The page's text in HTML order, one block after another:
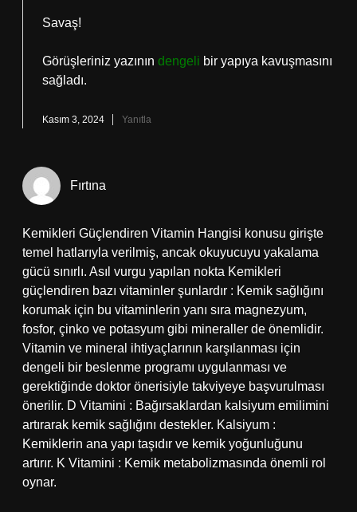
Savaş!
Görüşleriniz yazının dengeli bir yapıya kavuşmasını
sağladı.
Kasım 3, 2024 Yanıtla
Fırtına
Kemikleri Güçlendiren Vitamin Hangisi konusu girişte
temel hatlarıyla verilmiş, ancak okuyucuyu yakalama
gücü sınırlı. Asıl vurgu yapılan nokta Kemikleri
güçlendiren bazı vitaminler şunlardır : Kemik sağlığını
korumak için bu vitaminlerin yanı sıra magnezyum,
fosfor, çinko ve potasyum gibi mineraller de önemlidir.
Vitamin ve mineral ihtiyaçlarının karşılanması için
dengeli bir beslenme programı uygulanması ve
gerektiğinde doktor önerisiyle takviyeye başvurulması
önerilir. D Vitamini : Bağırsaklardan kalsiyum emilimini
artırarak kemik sağlığını destekler. Kalsiyum :
Kemiklerin ana yapı taşıdır ve kemik yoğunluğunu
artırır. K Vitamini : Kemik metabolizmasında önemli rol
oynar.